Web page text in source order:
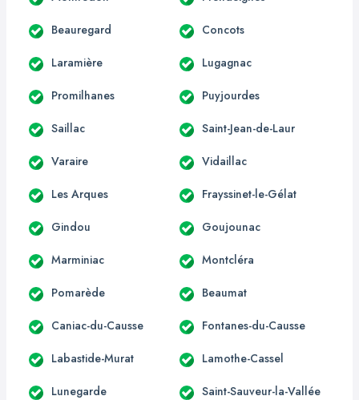
Beauregard Concots
Laramière Lugagnac
Promilhanes Puyjourdes
Saillac Saint-Jean-de-Laur
Varaire Vidaillac
Les Arques Frayssinet-le-Gélat
Gindou Goujounac
Marminiac Montcléra
Pomarède Beaumat
Caniac-du-Causse Fontanes-du-Causse
Labastide-Murat Lamothe-Cassel
Lunegarde Saint-Sauveur-la-Vallée